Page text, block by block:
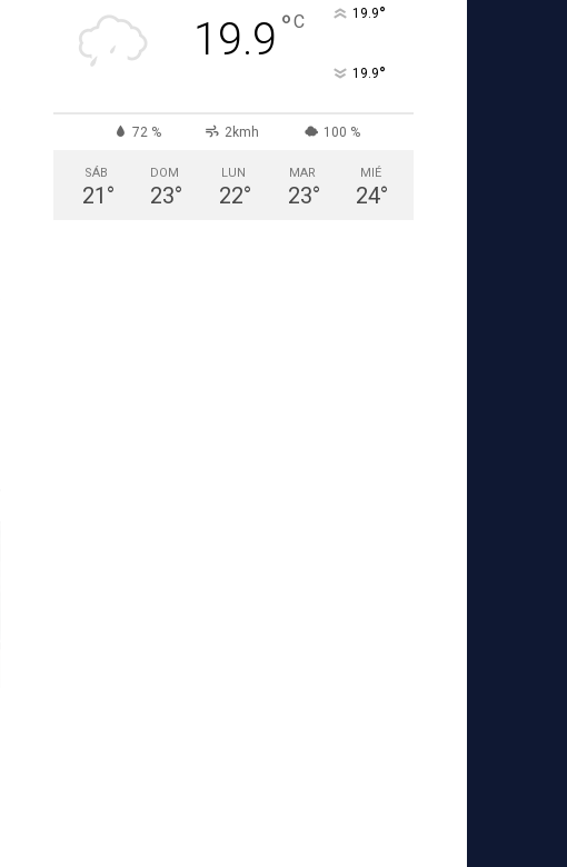
19.9 °C 19.9°
19.9°
72 % 2kmh 100 %
SÁB
21 °
DOM
23°
LUN
22°
MAR
23°
MIÉ
24°